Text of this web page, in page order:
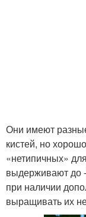
Они имеют
кистей, но
«нетипичных»
выдерживают до
при наличии
выращивать их